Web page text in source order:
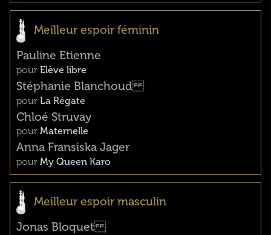
Meilleur espoir féminin
Pauline Etienne
pour Elève libre
Stéphanie Blanchoud
pour La Régate
Chloé Struvay
pour Maternelle
Anna Fransiska Jager
pour My Queen Karo
Meilleur espoir masculin
Jonas Bloquet